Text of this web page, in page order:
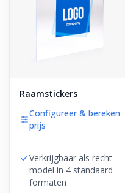
Raamstickers
Configureer & bereken
prijs
Verkrijgbaar als recht
model in 4 standaard
formaten